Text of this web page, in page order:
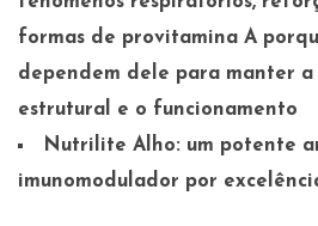
formas de provitamina A
dependem dele para manter
estrutural e o funcionamento
Nutrilite Alho: um potente
imunomodulador por